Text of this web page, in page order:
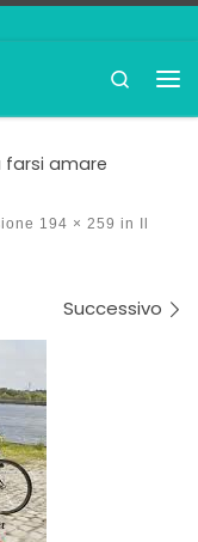
Search
farsi amare
194 × 259 in
Successivo